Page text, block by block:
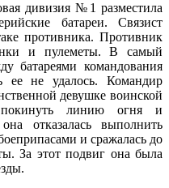
дивизия №1 разместила
батареи. Связист
противника. Противник
и пулеметы. В самый
батареями командования
ее не удалось. Командир
девушке воинской
линию огня и
отказалась выполнить
и сражалась до
За этот подвиг она была